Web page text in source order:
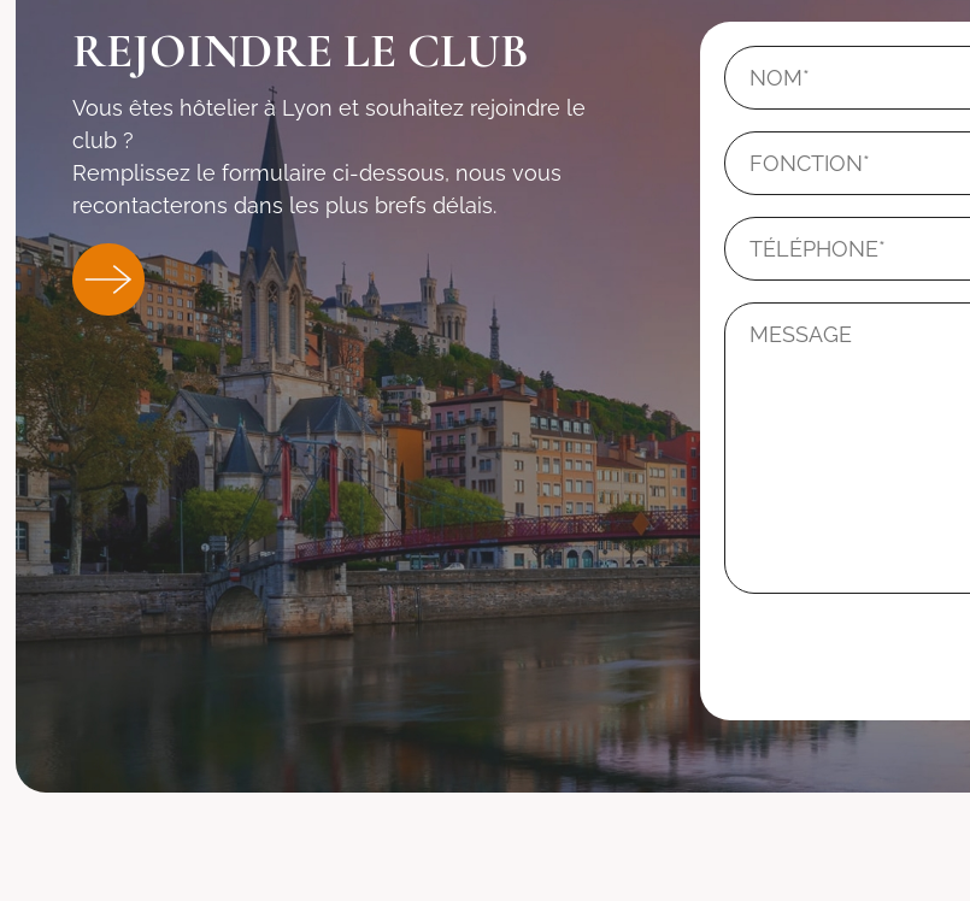
REJOINDRE LE CLUB
Vous êtes hôtelier à Lyon et souhaitez rejoindre le
club ?
Remplissez le formulaire ci-dessous, nous vous
recontacterons dans les plus brefs délais.